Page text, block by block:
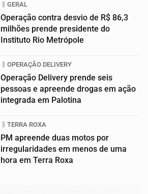
GERAL
Operação contra desvio de R$ 86,3
milhões prende presidente do
Instituto Rio Metrópole
OPERAÇÃO DELIVERY
Operação Delivery prende seis
pessoas e apreende drogas em ação
integrada em Palotina
TERRA ROXA
PM apreende duas motos por
irregularidades em menos de uma
hora em Terra Roxa